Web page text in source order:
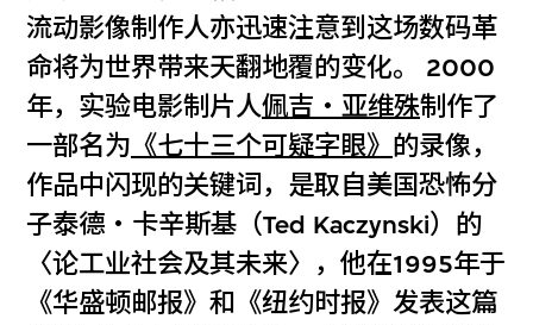
流动影像制作人亦迅速注意到这场数码革
命将为世界带来天翻地覆的变化。 2000
年，实验电影制片人佩吉‧亚维殊制作了
一部名为 《七十三个可疑字眼》 的录像，
作品中闪现的关键词，是取自美国恐怖分
子泰德‧卡辛斯基（Ted Kaczynski）的
〈论工业社会及其未来〉，他在1995年于
《华盛顿邮报》和《纽约时报》发表这篇